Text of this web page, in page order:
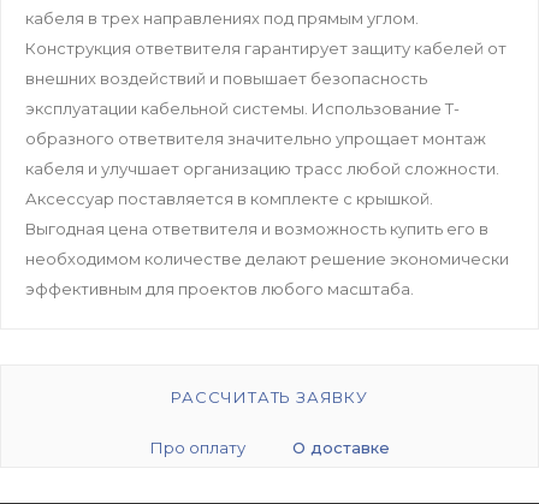
кабеля в трех направлениях под прямым углом.
Конструкция ответвителя гарантирует защиту кабелей от
внешних воздействий и повышает безопасность
эксплуатации кабельной системы. Использование Т-
образного ответвителя значительно упрощает монтаж
кабеля и улучшает организацию трасс любой сложности.
Аксессуар поставляется в комплекте с крышкой.
Выгодная цена ответвителя и возможность купить его в
необходимом количестве делают решение экономически
эффективным для проектов любого масштаба.
РАССЧИТАТЬ ЗАЯВКУ
Про оплату О доставке